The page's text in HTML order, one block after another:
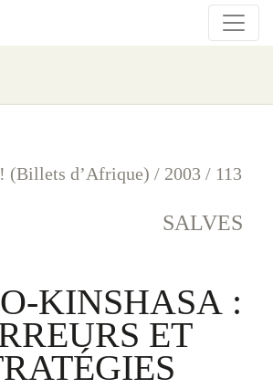
(Billets d’Afrique) / 2003 / 113
SALVES
KINSHASA :
ET